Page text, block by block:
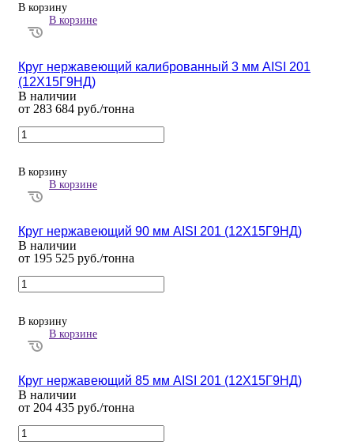
В корзину
В корзине
Круг нержавеющий калиброванный 3 мм AISI 201
(12Х15Г9НД)
В наличии
от 283 684 руб./тонна
В корзину
В корзине
Круг нержавеющий 90 мм AISI 201 (12Х15Г9НД)
В наличии
от 195 525 руб./тонна
В корзину
В корзине
Круг нержавеющий 85 мм AISI 201 (12Х15Г9НД)
В наличии
от 204 435 руб./тонна